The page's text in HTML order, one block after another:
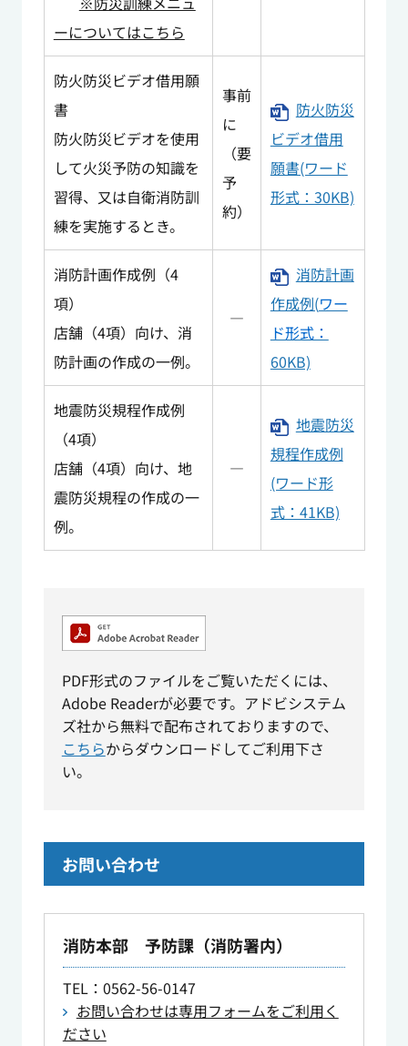
ーについてはこちら
防火防災ビデオ借用願
書
防火防災ビデオを使用
して火災予防の知識を
習得、又は自衛消防訓
練を実施するとき。
事前
に
（要
予
約）
防火防災
ビデオ借用
願書(ワード
形式：30KB)
消防計画作成例（4
項）
店舗（4項）向け、消
防計画の作成の一例。
―
消防計画
作成例(ワー
ド形式：
60KB)
地震防災規程作成例
（4項）
店舗（4項）向け、地
震防災規程の作成の一
例。
―
地震防災
規程作成例
(ワード形
式：41KB)
PDF形式のファイルをご覧いただくには、
Adobe Readerが必要です。アドビシステム
ズ社から無料で配布されておりますので、
こちらからダウンロードしてご利用下さ
い。
お問い合わせ
消防本部 予防課（消防署内）
TEL：0562-56-0147
お問い合わせは専用フォームをご利用く
ださい